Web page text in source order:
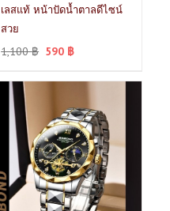
เลสแท้ หน้าปัดน้ำตาลดีไซน์
สวย
1,100฿ 590 ฿